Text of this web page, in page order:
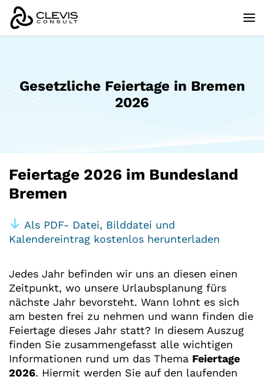
Gesetzliche Feiertage in Bremen
2026
Feiertage 2026 im Bundesland
Bremen
Als PDF- Datei, Bilddatei und
Kalendereintrag kostenlos herunterladen
Jedes Jahr befinden wir uns an diesen einen
Zeitpunkt, wo unsere Urlaubsplanung fürs
nächste Jahr bevorsteht. Wann lohnt es sich
am besten frei zu nehmen und wann finden die
Feiertage dieses Jahr statt? In diesem Auszug
finden Sie zusammengefasst alle wichtigen
Informationen rund um das Thema Feiertage
2026. Hiermit werden Sie auf den laufenden